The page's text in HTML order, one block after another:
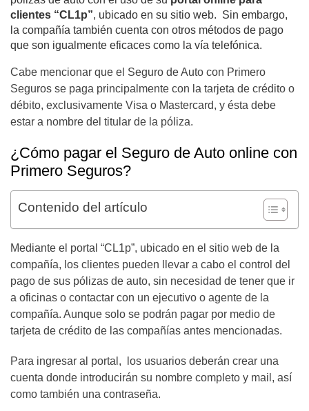
clientes “CL1p”, ubicado en su sitio web. Sin embargo,
la compañía también cuenta con otros métodos de pago
que son igualmente eficaces como la vía telefónica.
Cabe mencionar que el Seguro de Auto con Primero
Seguros se paga principalmente con la tarjeta de crédito o
débito, exclusivamente Visa o Mastercard, y ésta debe
estar a nombre del titular de la póliza.
¿Cómo pagar el Seguro de Auto online con
Primero Seguros?
Contenido del artículo
Mediante el portal “CL1p”, ubicado en el sitio web de la
compañía, los clientes pueden llevar a cabo el control del
pago de sus pólizas de auto, sin necesidad de tener que ir
a oficinas o contactar con un ejecutivo o agente de la
compañía. Aunque solo se podrán pagar por medio de
tarjeta de crédito de las compañías antes mencionadas.
Para ingresar al portal, los usuarios deberán crear una
cuenta donde introducirán su nombre completo y mail, así
como también una contraseña.